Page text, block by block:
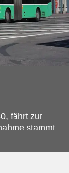
fährt zur
stammt